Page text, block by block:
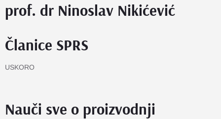
prof. dr Ninoslav Nikićević
Članice SPRS
USKORO
Nauči sve o proizvodnji